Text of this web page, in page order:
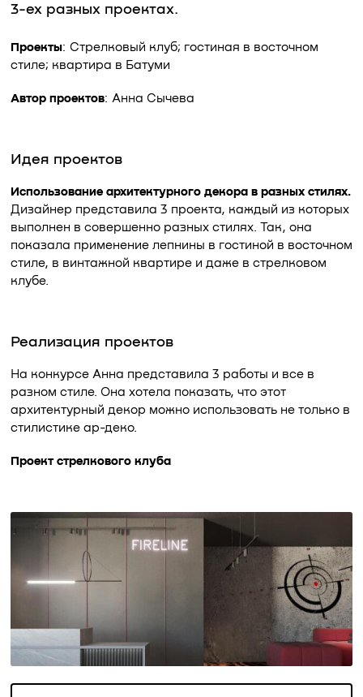
3-ех разных проектах.
Проекты: Стрелковый клуб; гостиная в восточном
стиле; квартира в Батуми
Автор проектов: Анна Сычева
Идея проектов
Использование архитектурного декора в разных стилях.
Дизайнер представила 3 проекта, каждый из которых
выполнен в совершенно разных стилях. Так, она
показала применение лепнины в гостиной в восточном
стиле, в винтажной квартире и даже в стрелковом
клубе.
Реализация проектов
На конкурсе Анна представила 3 работы и все в
разном стиле. Она хотела показать, что этот
архитектурный декор можно использовать не только в
стилистике ар-деко.
Проект стрелкового клуба